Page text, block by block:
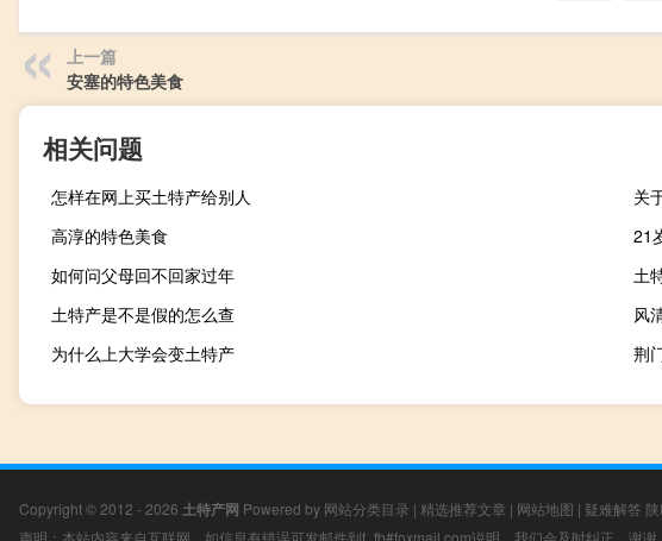
上一篇
安塞的特色美食
相关问题
怎样在网上买土特产给别人
关
高淳的特色美食
21
如何问父母回不回家过年
土
土特产是不是假的怎么查
风
为什么上大学会变土特产
荆
Copyright © 2012 - 2026 土特产网 Powered by 网站分类目录 | 精选推荐文章 | 网站地图 | 疑难解答
声明：本站内容来自互联网，如信息有错误可发邮件到f_fb#foxmail.com说明，我们会及时纠正，谢谢